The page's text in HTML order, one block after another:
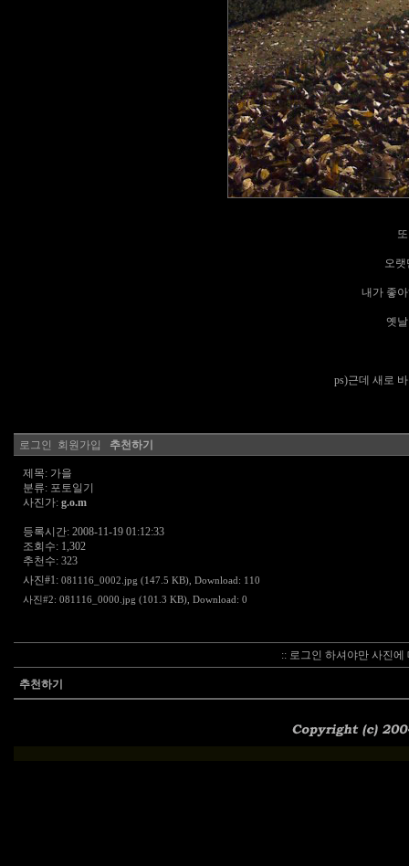
오
내가 좋
옛
ps)근데 새로
로그인 회원가입 추천하기
제목: 가을
분류: 포토일기
사진가: g.o.m
등록시간: 2008-11-19 01:12:33
조회수: 1,302
추천수: 323
사진#1: 081116_0002.jpg (147.5 KB) , Download: 110
사진#2: 081116_0000.jpg (101.3 KB) , Download: 0
:: 로그인 하셔야만 사진
추천하기